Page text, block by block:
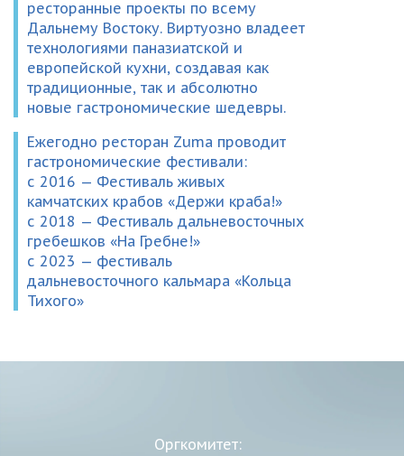
ресторанные проекты по всему
Дальнему Востоку. Виртуозно владеет
технологиями паназиатской и
европейской кухни, создавая как
традиционные, так и абсолютно
новые гастрономические шедевры.
Ежегодно ресторан Zuma проводит
гастрономические фестивали:
с 2016 — Фестиваль живых
камчатских крабов «Держи краба!»
с 2018 — Фестиваль дальневосточных
гребешков «На Гребне!»
с 2023 — фестиваль
дальневосточного кальмара «Кольца
Тихого»
Оргкомитет: